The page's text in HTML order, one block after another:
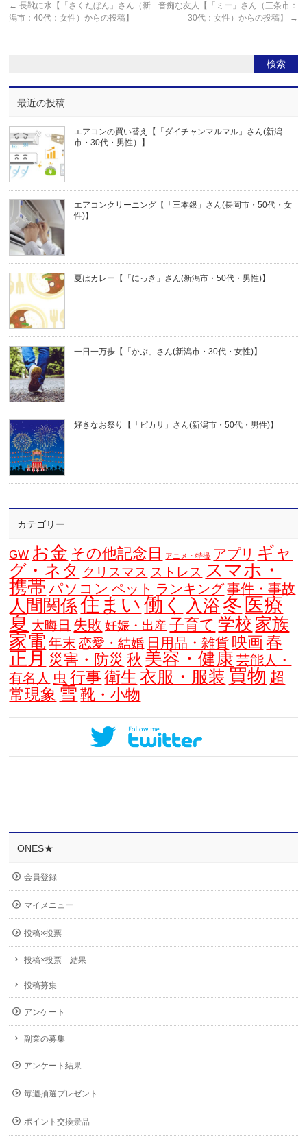
← 長靴に水【「さくたぼん」さん（新
潟市：40代：女性）からの投稿】
音痴な友人【「ミー」さん（三条市：
30代：女性）からの投稿】
→
最近の投稿
エアコンの買い替え【「ダイチャンマルマル」さん(新潟
市・30代・男性）】
エアコンクリーニング【「三本銀」さん(長岡市・50代・女
性)】
夏はカレー【「にっき」さん(新潟市・50代・男性)】
一日一万歩【「かぶ」さん(新潟市・30代・女性)】
好きなお祭り【「ピカサ」さん(新潟市・50代・男性)】
カテゴリー
GW お金 その他記念日 アニメ・特撮 アプリ ギャ
グ・ネタ クリスマス ストレス スマホ・
携帯 パソコン ペット ランキング事件・事故
人間関係住まい 働く 入浴 冬 医療
夏 大晦日 失敗 妊娠・出産 子育て 学校 家族
家電 年末 恋愛・結婚 日用品・雑貨 映画 春
正月 災害・防災 秋 美容・健康 芸能人・
有名人 虫 行事 衛生 衣服・服装 買物 超
常現象 雪 靴・小物
ONES★
会員登録
マイメニュー
投稿×投票
投稿×投票 結果
投稿募集
アンケート
副業の募集
アンケート結果
毎週抽選プレゼント
ポイント交換景品